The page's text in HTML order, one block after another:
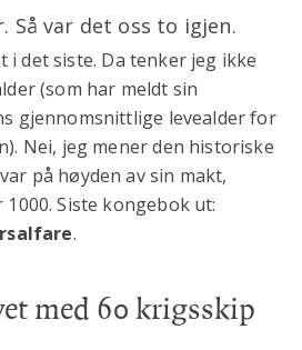
Så var det oss to igjen.
det siste. Da tenker jeg ikke
(som har meldt sin
gjennomsnittlige levealder for
Nei, jeg mener den historiske
på høyden av sin makt,
Siste kongebok ut:
.
med 60 krigsskip